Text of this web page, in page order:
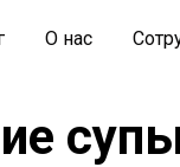
О нас